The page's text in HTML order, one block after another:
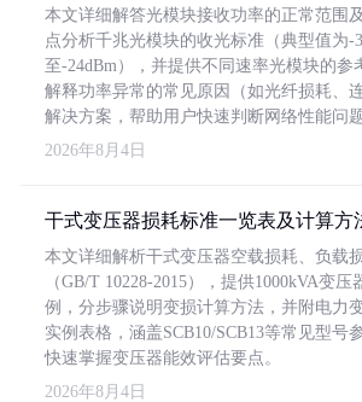
本文详细解答光模块接收功率的正常范围
点分析千兆光模块的收光标准（典型值为-
至-24dBm），并提供不同速率光模块的参
解释功率异常的常见原因（如光纤损耗、
解决方案，帮助用户快速判断网络性能问题
2026年8月4日
干式变压器损耗标准一览表及计算方
本文详细解析干式变压器空载损耗、负载
（GB/T 10228-2015），提供1000kVA变压
例，分步骤说明变损计算方法，并附电力
实例表格，涵盖SCB10/SCB13等常见型号
快速掌握变压器能效评估要点。
2026年8月4日